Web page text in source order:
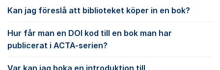
Kan jag föreslå att biblioteket köper in en bok?
Hur får man en DOI kod till en bok man har
publicerat i ACTA-serien?
Var kan jag boka en introduktion till